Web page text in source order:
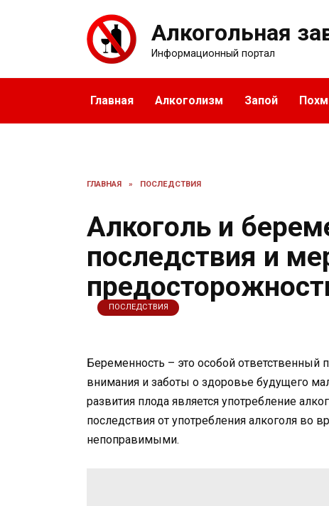
Алкогольная
Информационный портал
Главная Алкоголизм Запой
ГЛАВНАЯ » ПОСЛЕДСТВИЯ
Алкоголь и
последствия и
ПОСЛЕДСТВИЯ
Беременность – это особой
внимания и заботы о здоровье будущего
развития плода является употребление
последствия от употребления алкоголя во
непоправимыми.